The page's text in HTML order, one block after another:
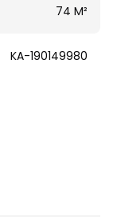
74 M²
KA-190149980